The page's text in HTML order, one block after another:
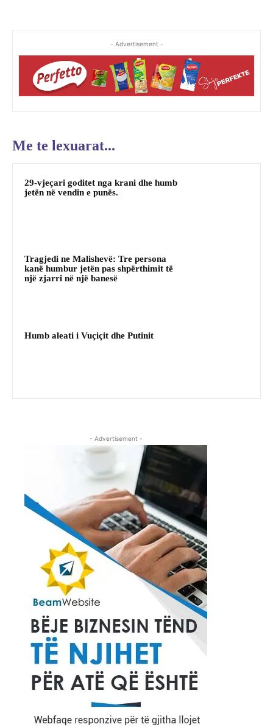
- Advertisement -
Me te lexuarat...
29-vjeçari goditet nga krani dhe humb
jetën në vendin e punës.
Tragjedi ne Malishevë: Tre persona
kanë humbur jetën pas shpërthimit të
një zjarri në një banesë
Humb aleati i Vuçiçit dhe Putinit
- Advertisement -